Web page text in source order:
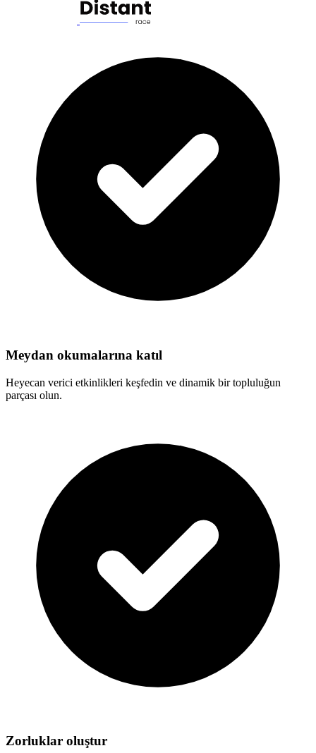
Meydan okumalarına katıl
Heyecan verici etkinlikleri keşfedin ve dinamik bir topluluğun
parçası olun.
Zorluklar oluştur